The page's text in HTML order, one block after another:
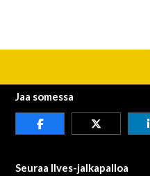
Jaa somessa
Seuraa Ilves-jalkapalloa